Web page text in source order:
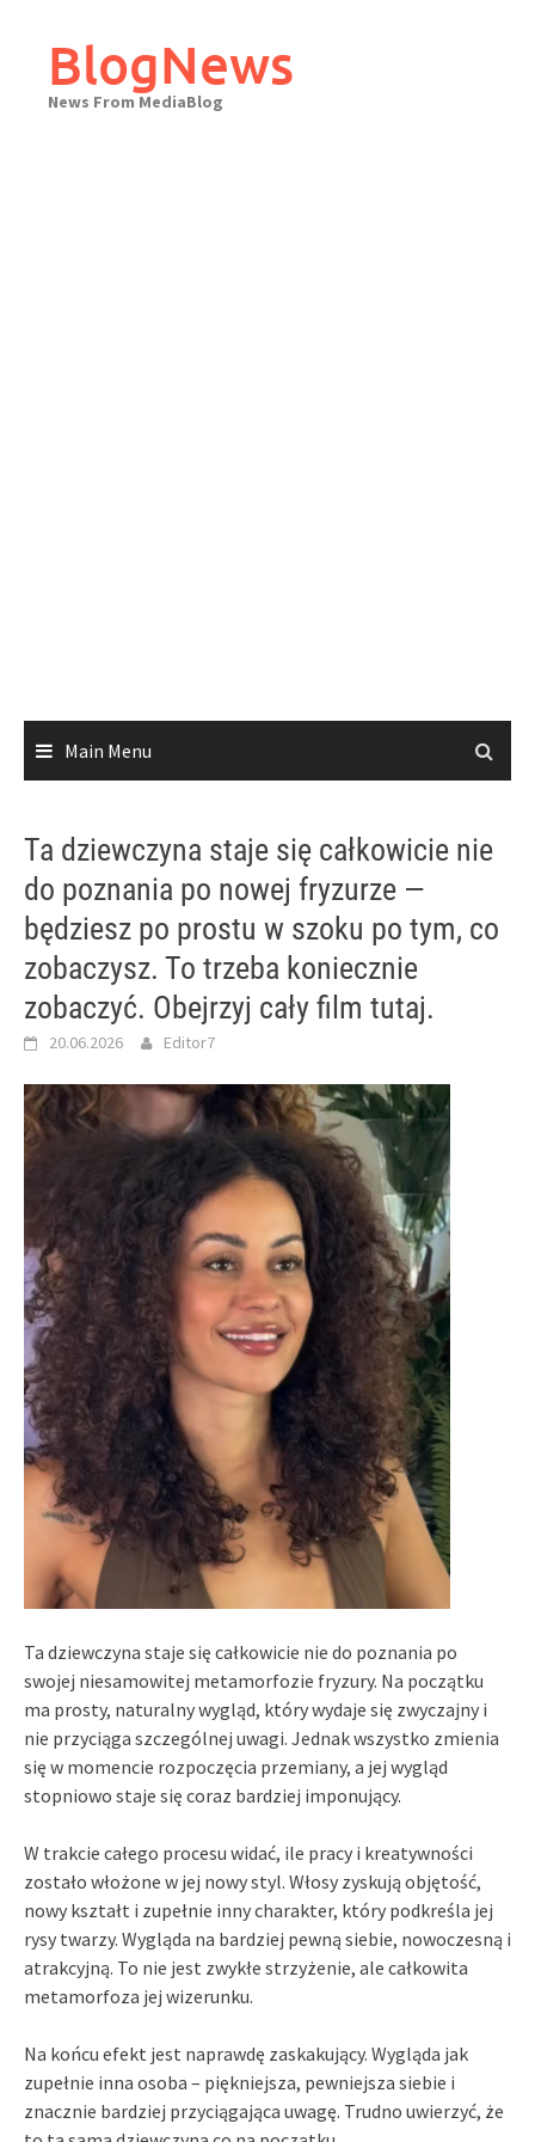
contentBlogNews
News From MediaBlog
Main Menu
Ta dziewczyna staje się całkowicie nie
do poznania po nowej fryzurze —
będziesz po prostu w szoku po tym, co
zobaczysz. To trzeba koniecznie
zobaczyć. Obejrzyj cały film tutaj.
20.06.2026 Editor7
Ta dziewczyna staje się całkowicie nie do poznania po
swojej niesamowitej metamorfozie fryzury. Na początku
ma prosty, naturalny wygląd, który wydaje się zwyczajny i
nie przyciąga szczególnej uwagi. Jednak wszystko zmienia
się w momencie rozpoczęcia przemiany, a jej wygląd
stopniowo staje się coraz bardziej imponujący.
W trakcie całego procesu widać, ile pracy i kreatywności
zostało włożone w jej nowy styl. Włosy zyskują objętość,
nowy kształt i zupełnie inny charakter, który podkreśla jej
rysy twarzy. Wygląda na bardziej pewną siebie, nowoczesną i
atrakcyjną. To nie jest zwykłe strzyżenie, ale całkowita
metamorfoza jej wizerunku.
Na końcu efekt jest naprawdę zaskakujący. Wygląda jak
zupełnie inna osoba – piękniejsza, pewniejsza siebie i
znacznie bardziej przyciągająca uwagę. Trudno uwierzyć, że